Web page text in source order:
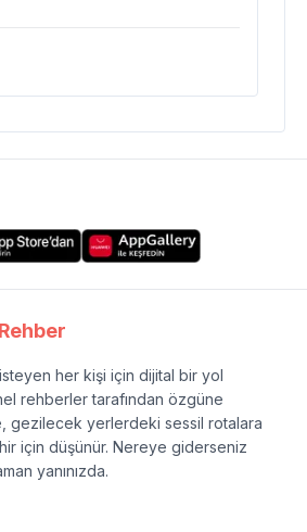
her kişi için dijital bir yol
rehberler tarafından özgüne
gezilecek yerlerdeki sessil rotalara
için düşünür. Nereye giderseniz
yanınızda.